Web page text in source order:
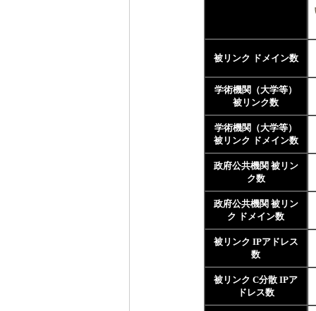
被リンク ドメイン数
学術機関（大学等）
被リンク数
学術機関（大学等）
被リンク ドメイン数
政府公共機関 被リン
ク数
政府公共機関 被リン
ク ドメイン数
被リンク IPアドレス
数
被リンク C分散 IPア
ドレス数